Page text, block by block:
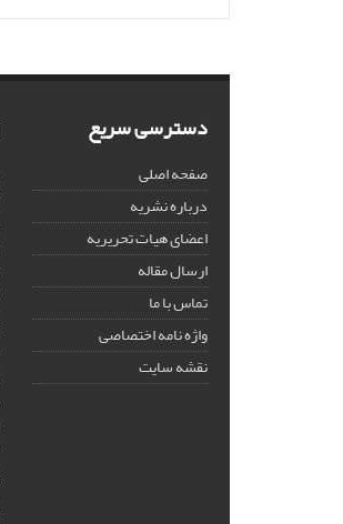
دسترسی سریع
صفحه اصلی
درباره نشریه
اعضای هیات تحریریه
ارسال مقاله
تماس با ما
واژه نامه اختصاصی
نقشه سایت